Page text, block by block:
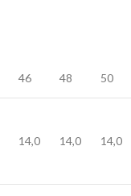
46 48 50
14,0 14,0 14,0